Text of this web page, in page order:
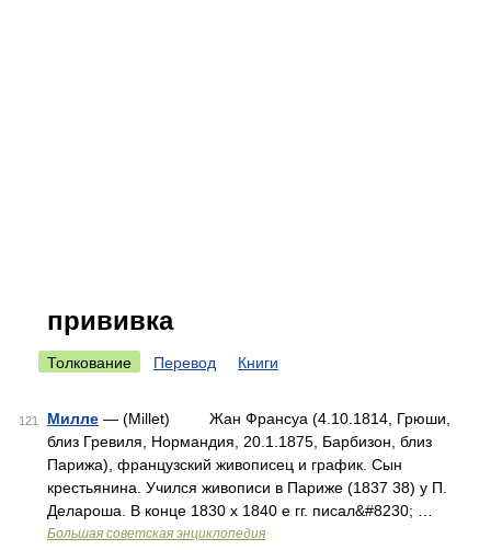
прививка
Толкование Перевод Книги
121 Милле — (Millet) Жан Франсуа (4.10.1814, Грюши,
близ Гревиля, Нормандия, 20.1.1875, Барбизон, близ
Парижа), французский живописец и график. Сын
крестьянина. Учился живописи в Париже (1837 38) у П.
Делароша. В конце 1830 х 1840 е гг. писал&#8230; …
Большая советская энциклопедия